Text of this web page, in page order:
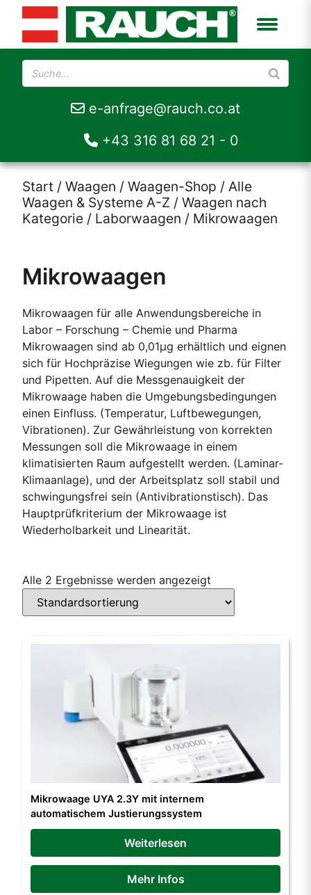
e-anfrage@rauch.co.at
+43 316 81 68 21 - 0
Start / Waagen / Waagen-Shop / Alle
Waagen & Systeme A-Z / Waagen nach
Kategorie / Laborwaagen / Mikrowaagen
Mikrowaagen
Mikrowaagen für alle Anwendungsbereiche in
Labor – Forschung – Chemie und Pharma
Mikrowaagen sind ab 0,01µg erhältlich und eignen
sich für Hochpräzise Wiegungen wie zb. für Filter
und Pipetten. Auf die Messgenauigkeit der
Mikrowaage haben die Umgebungsbedingungen
einen Einfluss. (Temperatur, Luftbewegungen,
Vibrationen). Zur Gewährleistung von korrekten
Messungen soll die Mikrowaage in einem
klimatisierten Raum aufgestellt werden. (Laminar-
Klimaanlage), und der Arbeitsplatz soll stabil und
schwingungsfrei sein (Antivibrationstisch). Das
Hauptprüfkriterium der Mikrowaage ist
Wiederholbarkeit und Linearität.
Alle 2 Ergebnisse werden angezeigt
Mikrowaage UYA 2.3Y mit internem
automatischem Justierungssystem
Weiterlesen
Mehr Infos